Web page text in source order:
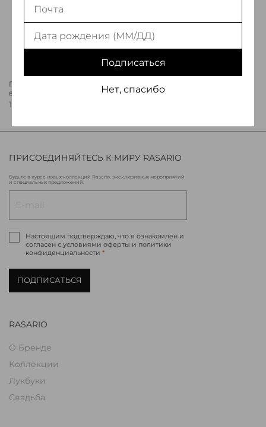
Платье миди из
вискозного крепа
170 000 ₽
Платье миди из сатина с
кристаллами
RASARIO
О Бренде
Коллекции
Лукбуки
Свадьба
ПРИСОЕДИНЯЙТЕСЬ К МИРУ RASARIO
Будьте в курсе новых коллекций Rasario, эксклюзивных мероприятий
и специальных предложений.
Настоящим подтверждаю, что я ознакомлен и
согласен с условиями оферты и политики
конфиденциальности *
ПОДПИСАТЬСЯ
Подписаться
Нет, спасибо